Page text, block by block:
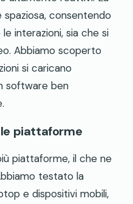
consentendo
interazioni, sia che si
Abbiamo scoperto
si caricano
software ben
piattaforme
piattaforme, il che ne
testato la
e dispositivi mobili,